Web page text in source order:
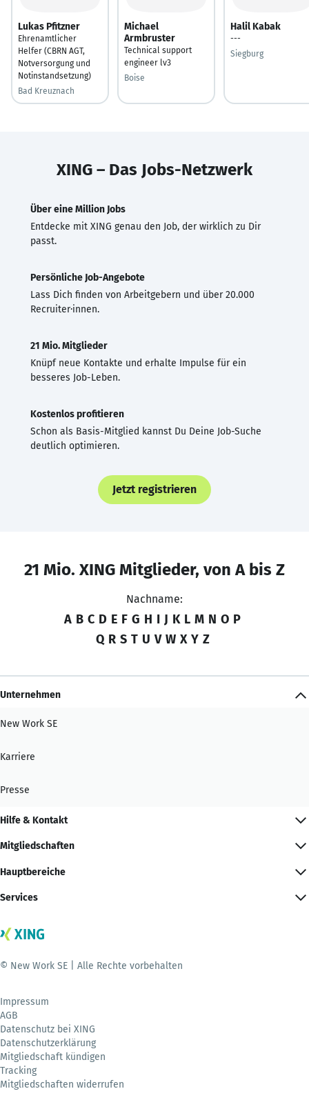
Lukas Pfitzner
Ehrenamtlicher
Helfer (CBRN AGT,
Notversorgung und
Notinstandsetzung)
Bad Kreuznach
Michael
Armbruster
Technical support
engineer lv3
Boise
Halil Kabak
---
Siegburg
XING – Das Jobs-Netzwerk
Über eine Million Jobs
Entdecke mit XING genau den Job, der wirklich zu Dir
passt.
Persönliche Job-Angebote
Lass Dich finden von Arbeitgebern und über 20.000
Recruiter·innen.
21 Mio. Mitglieder
Knüpf neue Kontakte und erhalte Impulse für ein
besseres Job-Leben.
Kostenlos profitieren
Schon als Basis-Mitglied kannst Du Deine Job-Suche
deutlich optimieren.
Jetzt registrieren
21 Mio. XING Mitglieder, von A bis Z
Nachname:
A B C D E F G H I J K L M N O P
Q R S T U V W X Y Z
Unternehmen
New Work SE
Karriere
Presse
Hilfe & Kontakt
Mitgliedschaften
Hauptbereiche
Services
© New Work SE | Alle Rechte vorbehalten
Impressum
AGB
Datenschutz bei XING
Datenschutzerklärung
Mitgliedschaft kündigen
Tracking
Mitgliedschaften widerrufen